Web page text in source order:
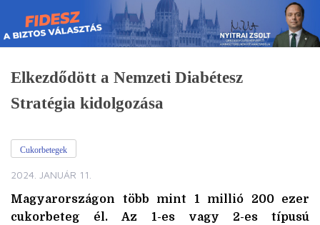
Skip
to
content
Elkezdődött a Nemzeti Diabétesz
Stratégia kidolgozása
Cukorbetegek
2024. JANUÁR 11.
Magyarországon több mint 1 millió 200 ezer
cukorbeteg él. Az 1-es vagy 2-es típusú